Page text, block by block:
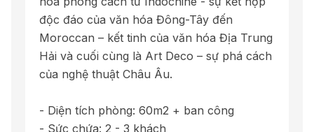
độc đáo của văn hóa Đông-Tây đến
Moroccan – kết tinh của văn hóa Địa Trung
Hải và cuối cùng là Art Deco – sự phá cách
của nghệ thuật Châu Âu.
- Diện tích phòng: 60m2 + ban công
- Sức chứa: 2 - 3 khách